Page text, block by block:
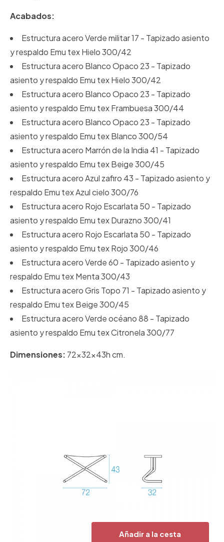
Añadir a la cesta
Acabados:
Estructura acero Verde militar 17 - Tapizado asiento
y respaldo Emu tex Hielo 300/42
Estructura acero Blanco Opaco 23 - Tapizado
asiento y respaldo Emu tex Hielo 300/42
Estructura acero Blanco Opaco 23 - Tapizado
asiento y respaldo Emu tex Frambuesa 300/44
Estructura acero Blanco Opaco 23 - Tapizado
asiento y respaldo Emu tex Blanco 300/54
Estructura acero Marrón de la India 41 - Tapizado
asiento y respaldo Emu tex Beige 300/45
Estructura acero Azul zafiro 43 - Tapizado asiento y
respaldo Emu tex Azul cielo 300/76
Estructura acero Rojo Escarlata 50 - Tapizado
asiento y respaldo Emu tex Durazno 300/41
Estructura acero Rojo Escarlata 50 - Tapizado
asiento y respaldo Emu tex Rojo 300/46
Estructura acero Verde 60 - Tapizado asiento y
respaldo Emu tex Menta 300/43
Estructura acero Gris Topo 71 - Tapizado asiento y
respaldo Emu tex Beige 300/45
Estructura acero Verde océano 88 - Tapizado
asiento y respaldo Emu tex Citronela 300/77
Dimensiones: 72x32x43h cm.